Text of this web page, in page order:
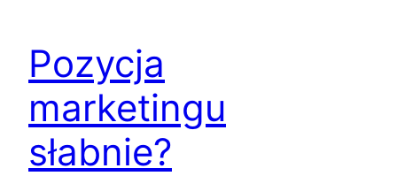
Pozycja
marketingu
słabnie?